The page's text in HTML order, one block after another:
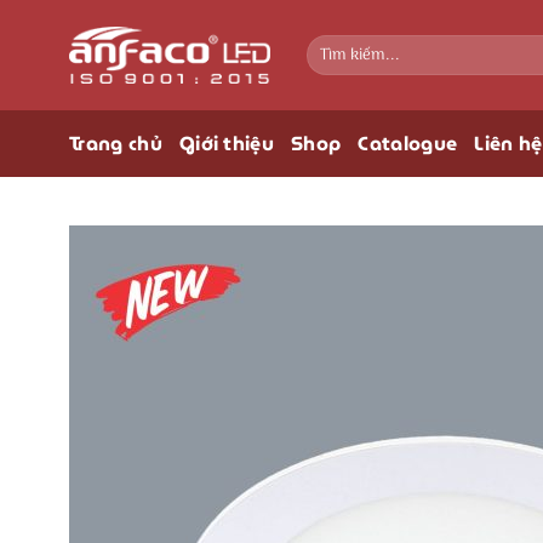
dung
Tìm
kiếm:
Trang chủ Giới thiệu Shop Catalogue Liên hệ